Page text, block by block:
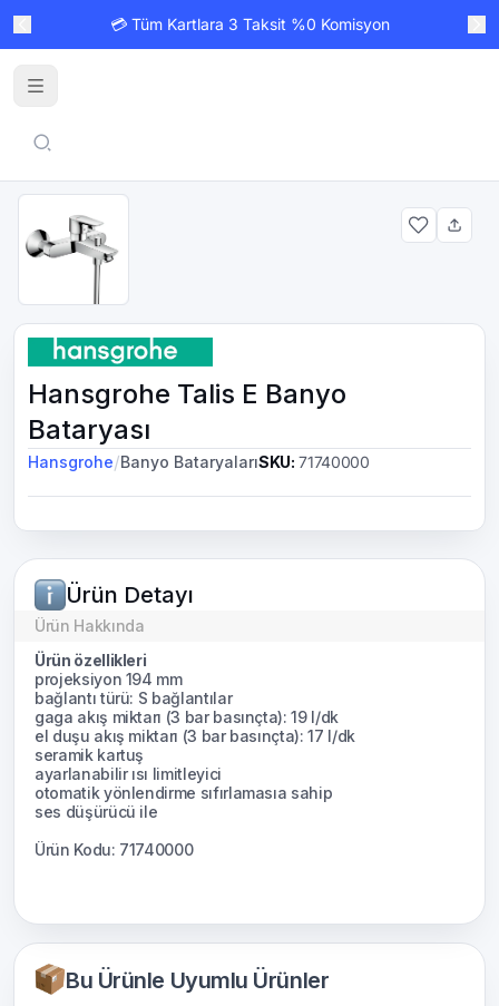
💳 Tüm Kartlara 3 Taksit %0 Komisyon
Hansgrohe Talis E Banyo
Bataryası
Hansgrohe/Banyo BataryalarıSKU: 71740000
Bu Ürünle Uyumlu Ürünler
Ürün Detayı
Ürün Hakkında
Ürün özellikleri
projeksiyon 194 mm
bağlantı türü: S bağlantılar
gaga akış miktarı (3 bar basınçta): 19 l/dk
el duşu akış miktarı (3 bar basınçta): 17 l/dk
seramik kartuş
ayarlanabilir ısı limitleyici
otomatik yönlendirme sıfırlamasıa sahip
ses düşürücü ile
Ürün Kodu: 71740000